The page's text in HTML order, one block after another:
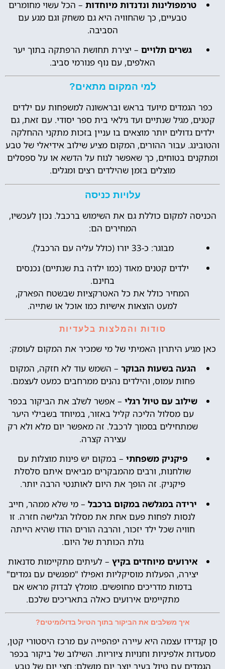
טרמפולינות ונדנדות מיוחדות – הכל עשוי מחומרים
טבעיים, כך שהחוויה היא גם משחק וגם מגע עם
הסביבה.
גשרים תלויים – יצירת תחושת הרפתקה בתוך יער
האלפים, עם נוף פנורמי סביב.
למי המקום מתאים?
כפר הגמדים מיועד בראש ובראשונה למשפחות עם ילדים
קטנים, מגיל שנתיים ועד גילאי בית ספר יסודי. עם זאת, גם
ילדים גדולים יותר מוצאים בו עניין בזכות מתקני ההחלקה
והטובינג. עבור ההורים, המקום מציע שילוב אידיאלי של טבע
ומתקנים בטוחים, כך שאפשר לנוח על הדשא או על ספסלים
מוצלים בזמן שהילדים רצים ומגלים.
עלויות כניסה
הכניסה למקום כוללת גם את השימוש ברכבל. נכון לעכשיו,
המחירים הם:
מבוגר: כ-33 יורו (כולל עליה עם הרכבל).
ילדים קטנים מאוד (כמו ילדה בת שנתיים) נכנסים
בחינם.
המחיר כולל את כל האטרקציות שבשטח הפארק,
למעט הוצאות אישיות כמו אוכל או שתייה.
סודות והמלצות בלעדיות
כאן מגיע היתרון האמיתי של מי שמכיר את המקום לעומק:
הגעה בשעות הבוקר – השמש עוד לא חזקה, המקום
פחות עמוס, והילדים נהנים ממרחבים כמעט לעצמם.
שילוב עם טיול רגלי – אפשר לשלב את הביקור בכפר
עם מסלול הליכה קליל באזור, במיוחד בשבילי היער
שמתחילים בסמוך לרכבל. זה מאפשר יום מלא ולא רק
עצירה קצרה.
פיקניק משפחתי – במקום יש פינות מוצלות עם
שולחנות, ורבים מהמבקרים מביאים איתם סלסלת
פיקניק. זה הופך את היום לאותנטי הרבה יותר.
ירידה במגלשה במקום ברכבל – מי שלא ממהר, חייב
לנסות לפחות פעם אחת את מסלול הגלישה חזרה. זו
חוויה שכל ילד יזכור, והרבה הורים הודו שהיא הייתה
גולת הכותרת של היום.
אירועים מיוחדים בקיץ – לעיתים מתקיימות סדנאות
יצירה, הפעלות מוסיקליות ואפילו "מפגשים עם גמדים"
בדמות מדריכים מחופשים. מומלץ לבדוק מראש אם
מתקיימים אירועים כאלה בתאריכים שלכם.
איך משלבים את הביקור בתוך הטיול בדולומיטים?
סן קנדידו עצמה היא עיירה יפהפייה עם מרכז היסטורי קטן,
מסעדות אלפיניות וחנויות ציוריות. השילוב של ביקור בכפר
הגמדים עם טיול בעיר יוצר יום מושלם: חצי יום של טבע